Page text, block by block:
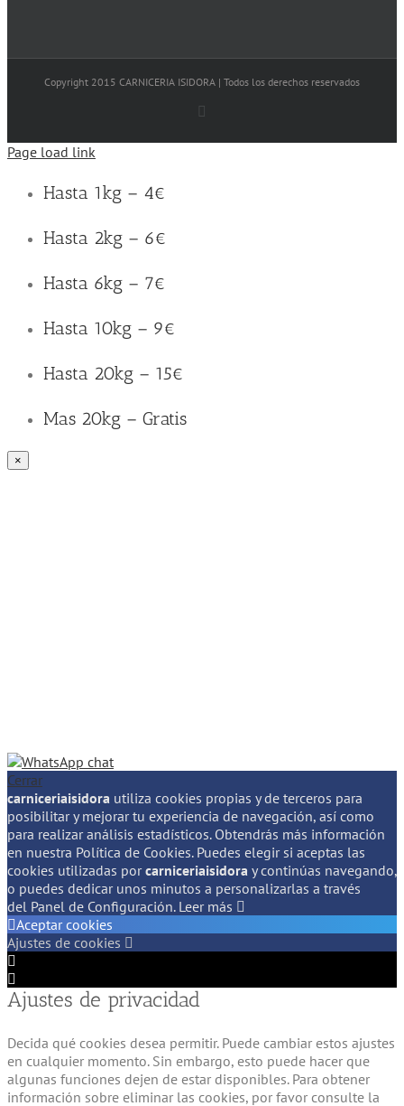
Copyright 2015 CARNICERIA ISIDORA | Todos los derechos reservados
Page load link
Hasta 1kg – 4€
Hasta 2kg – 6€
Hasta 6kg – 7€
Hasta 10kg – 9€
Hasta 20kg – 15€
Mas 20kg – Gratis
×
Cerrar
carniceriaisidora utiliza cookies propias y de terceros para
posibilitar y mejorar tu experiencia de navegación, así como
para realizar análisis estadísticos. Obtendrás más información
en nuestra Política de Cookies. Puedes elegir si aceptas las
cookies utilizadas porcarniceriaisidora y continúas navegando,
o puedes dedicar unos minutos a personalizarlas a través
del Panel de Configuración. Leer más
Aceptar cookies
Ajustes de cookies
Cookie
Box
de
Cookie
Ajustes de privacidad
Decida qué cookies desea permitir. Puede cambiar estos ajustes
en cualquier momento. Sin embargo, esto puede hacer que
algunas funciones dejen de estar disponibles. Para obtener
información sobre eliminar las cookies, por favor consulte la